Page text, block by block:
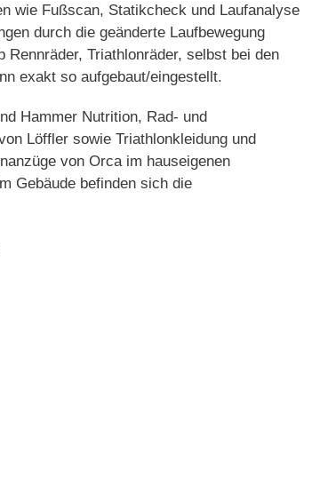
wie Fußscan, Statikcheck und Laufanalyse
durch die geänderte Laufbewegung
Triathlonräder, selbst bei den
exakt so aufgebaut/eingestellt.
Hammer Nutrition, Rad- und
Löffler sowie Triathlonkleidung und
von Orca im hauseigenen
Gebäude befinden sich die